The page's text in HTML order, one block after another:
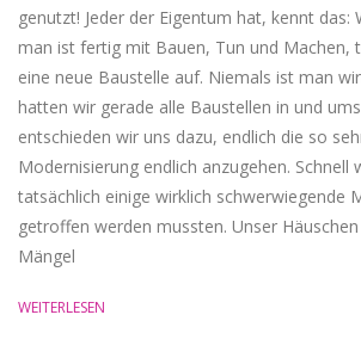
genutzt! Jeder der Eigentum hat, kennt das:
man ist fertig mit Bauen, Tun und Machen,
eine neue Baustelle auf. Niemals ist man
hatten wir gerade alle Baustellen in und
entschieden wir uns dazu, endlich die so
Modernisierung endlich anzugehen. Schnell
tatsächlich einige wirklich schwerwiegende
getroffen werden mussten. Unser
Mängel
WEITERLESEN